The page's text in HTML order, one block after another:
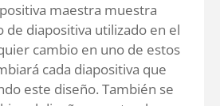
maestra muestra
de diapositiva utilizado en el
cambio en uno de estos
cada diapositiva que
este diseño. También se